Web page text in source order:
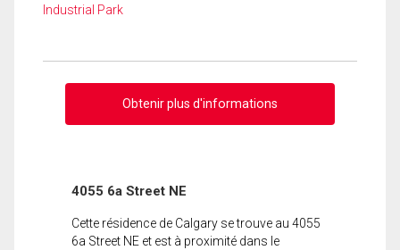
Industrial Park
Obtenir plus d'informations
4055 6a Street NE
Cette résidence de Calgary se trouve au 4055
6a Street NE et est à proximité dans le